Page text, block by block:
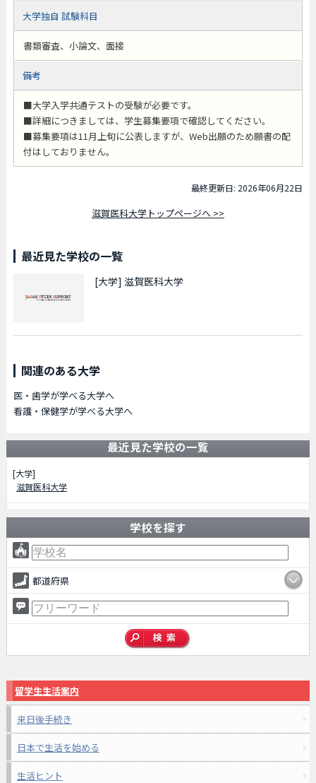
大学独自 試験科目
書類審査、小論文、面接
備考
■大学入学共通テストの受験が必要です。
■詳細につきましては、学生募集要項で確認してください。
■募集要項は11月上旬に公表しますが、Web出願のため願書の配
付はしておりません。
最終更新日: 2026年06月22日
滋賀医科大学トップページへ >>
最近見た学校の一覧
[大学] 滋賀医科大学
関連のある大学
医・歯学が学べる大学へ
看護・保健学が学べる大学へ
最近見た学校の一覧
[大学]
滋賀医科大学
学校を探す
都道府県
留学生生活案内
来日後手続き
日本で生活を始める
生活ヒント